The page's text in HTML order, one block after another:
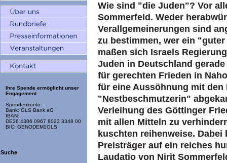
Ihre Spende ermöglicht unser
Engagement
Spendenkonto:
Bank: GLS Bank eG
IBAN:
DE36 4306 0967 8023 3348 00
BIC: GENODEM1GLS
Suche
Wie sind "die Juden"? Vor
Sommerfeld. Weder
Verallgemeinerungen sind
zu bestimmen, wer ein
maßen sich Israels
Juden in Deutschland
für gerechten Frieden in
für eine Aussöhnung mit den
"Nestbeschmutzerin"
Verleihung des Göttinger
mit allen Mitteln zu
kuschten reihenweise.
Preisträger auf ein reiches
Laudatio von Nirit